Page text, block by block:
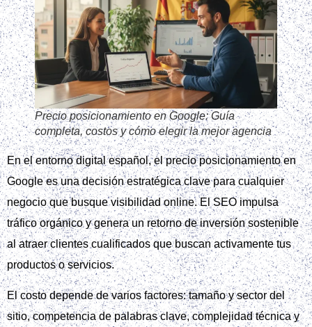
Precio posicionamiento en Google: Guía
completa, costos y cómo elegir la mejor agencia
En el entorno digital español, el precio posicionamiento en
Google es una decisión estratégica clave para cualquier
negocio que busque visibilidad online. El SEO impulsa
tráfico orgánico y genera un retorno de inversión sostenible
al atraer clientes cualificados que buscan activamente tus
productos o servicios.
El costo depende de varios factores: tamaño y sector del
sitio, competencia de palabras clave, complejidad técnica y